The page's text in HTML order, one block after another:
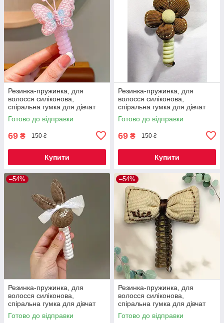
Резинка-пружинка, для
волосся силіконова,
спіральна гумка для дівчат
метелик рожевий 1 шт Код
00-0492
Готово до відправки
69 ₴ 150 ₴
Купити
Резинка-пружинка, для
волосся силіконова,
спіральна гумка для дівчат
квіточка шоколадна 1 шт Код
00-0497
Готово до відправки
69 ₴ 150 ₴
Купити
–54%
Резинка-пружинка, для
волосся силіконова,
спіральна гумка для дівчат
Зайчик Nice 1 шт Код 00-0505
Готово до відправки
–54%
Резинка-пружинка, для
волосся силіконова,
спіральна гумка для дівчат
Бантик Nice 1 шт Код 00-0509
Готово до відправки